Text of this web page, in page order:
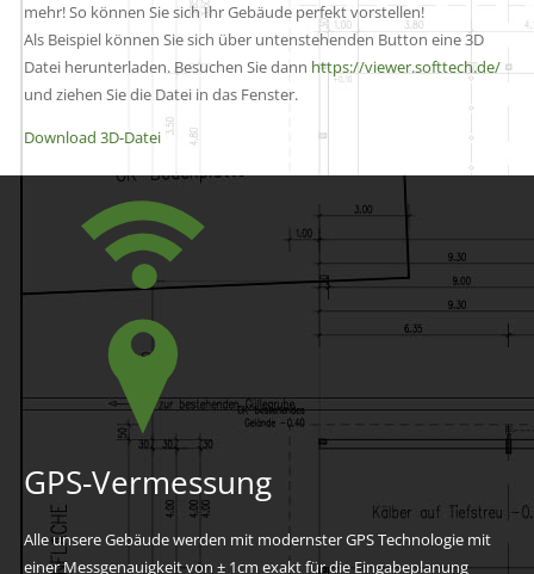
mehr! So können Sie sich Ihr Gebäude perfekt vorstellen!
Als Beispiel können Sie sich über untenstehenden Button eine 3D
Datei herunterladen. Besuchen Sie dann https://viewer.softtech.de/
und ziehen Sie die Datei in das Fenster.
Download 3D-Datei
GPS-Vermessung
Alle unsere Gebäude werden mit modernster GPS Technologie mit
einer Messgenauigkeit von ± 1cm exakt für die Eingabeplanung